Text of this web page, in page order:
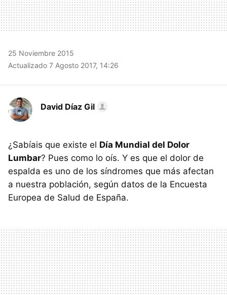
25 Noviembre 2015
Actualizado 7 Agosto 2017, 14:26
David Díaz Gil
¿Sabíais que existe el Día Mundial del Dolor
Lumbar? Pues como lo oís. Y es que el dolor de
espalda es uno de los síndromes que más afectan
a nuestra población, según datos de la Encuesta
Europea de Salud de España.